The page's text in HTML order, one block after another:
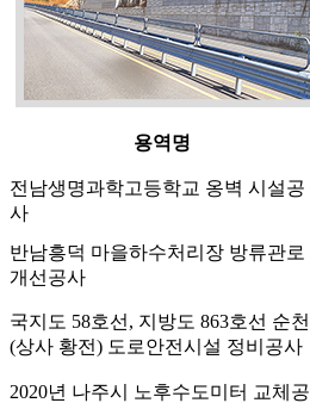
용역명
전남생명과학고등학교 옹벽 시설공
사
반남흥덕 마을하수처리장 방류관로
개선공사
국지도 58호선, 지방도 863호선 순천
(상사 황전) 도로안전시설 정비공사
2020년 나주시 노후수도미터 교체공